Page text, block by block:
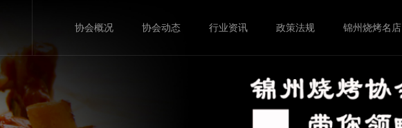
协会概况 协会动态 行业资讯 政策法规 锦州烧烤名店